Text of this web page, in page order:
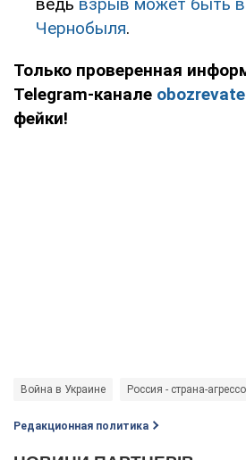
Чернобыля.
Только проверенная
Telegram-канале
фейки!
Война в Украине Россия - страна-
Редакционная политика